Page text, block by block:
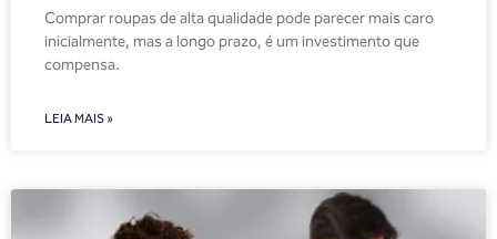
Comprar roupas de alta qualidade pode parecer mais caro
inicialmente, mas a longo prazo, é um investimento que
compensa.
LEIA MAIS »